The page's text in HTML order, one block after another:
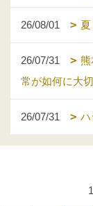
26/08/01
26/07/31
熊
常が如何に大
26/07/31 ハ